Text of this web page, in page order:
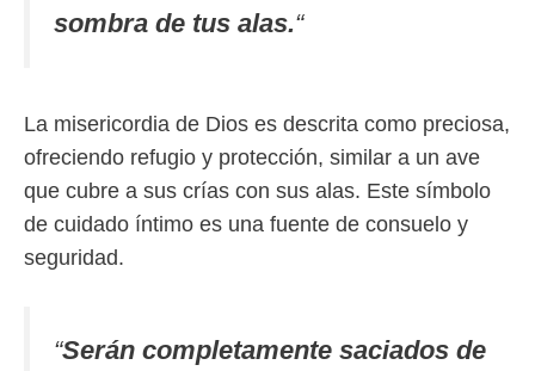
sombra de tus alas.“
La misericordia de Dios es descrita como preciosa,
ofreciendo refugio y protección, similar a un ave
que cubre a sus crías con sus alas. Este símbolo
de cuidado íntimo es una fuente de consuelo y
seguridad.
“Serán completamente saciados de